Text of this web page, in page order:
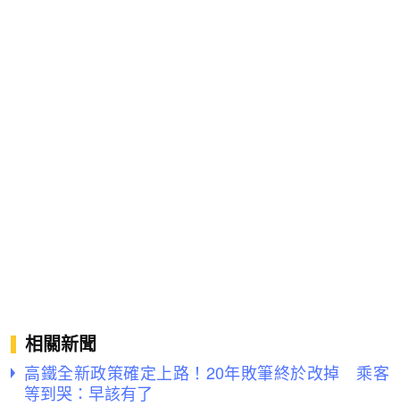
相關新聞
高鐵全新政策確定上路！20年敗筆終於改掉 乘客
等到哭：早該有了